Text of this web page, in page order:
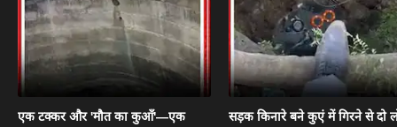
एक टक्कर और 'मौत का कुआँ'—एक
सड़क किनारे बने कुएं में गिरने से दो